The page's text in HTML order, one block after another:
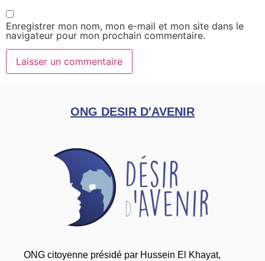
Enregistrer mon nom, mon e-mail et mon site dans le
navigateur pour mon prochain commentaire.
ONG DESIR D'AVENIR
ONG citoyenne présidé par Hussein El Khayat,